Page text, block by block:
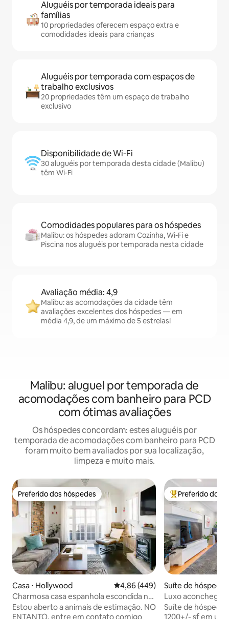
Aluguéis por temporada ideais para
famílias
10 propriedades oferecem espaço extra e
comodidades ideais para crianças
Aluguéis por temporada com espaços de
trabalho exclusivos
20 propriedades têm um espaço de trabalho
exclusivo
Disponibilidade de Wi-Fi
30 aluguéis por temporada desta cidade (Malibu)
têm Wi-Fi
Comodidades populares para os hóspedes
Malibu: os hóspedes adoram Cozinha, Wi-Fi e
Piscina nos aluguéis por temporada nesta cidade
Avaliação média: 4,9
Malibu: as acomodações da cidade têm
avaliações excelentes dos hóspedes — em
média 4,9, de um máximo de 5 estrelas!
Malibu: aluguel por temporada de
acomodações com banheiro para PCD
com ótimas avaliações
Os hóspedes concordam: estes aluguéis por
temporada de acomodações com banheiro para PCD
foram muito bem avaliados por sua localização,
limpeza e muito mais.
Preferido dos hóspedes
Preferido dos hóspedes
Casa ⋅ Hollywood 4,86 de uma avaliação média de
4,86 (449)
Charmosa casa espanhola escondida no
coração de Hollywood
Estou aberto a animais de estimação. NO
ENTANTO, entre em contato comigo
Entre os
Preferido dos
Suíte de hóspedes
Monica
Luxo
únicas em uma
Suíte de
1200+/- sf em